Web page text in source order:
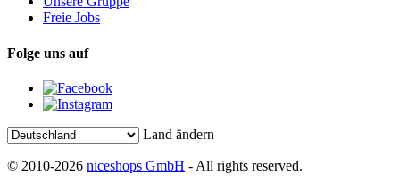
Freie Jobs
Folge uns auf
Land ändern
© 2010-2026 niceshops GmbH - All rights reserved.